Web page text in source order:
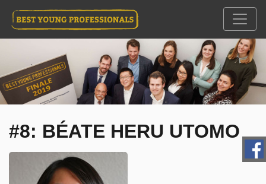
#8: BÉATE HERU UTOMO